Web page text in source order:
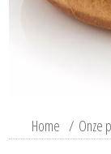
Home / Onze